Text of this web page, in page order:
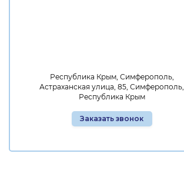
Республика Крым, Симферополь,
Астраханская улица, 85, Симферополь,
Республика Крым
Заказать звонок